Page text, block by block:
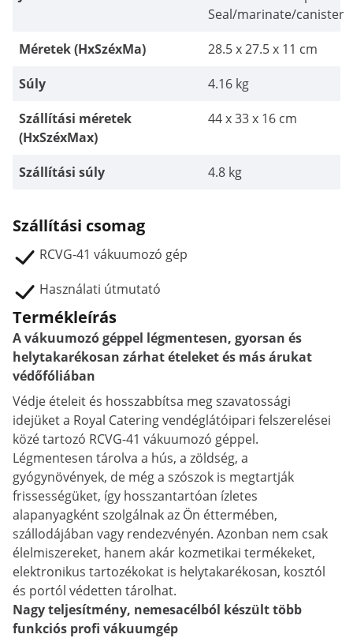
Seal/marinate/canister
Méretek (HxSzéxMa)
28.5 x 27.5 x 11 cm
Súly
4.16 kg
Szállítási méretek
(HxSzéxMax)
44 x 33 x 16 cm
Szállítási súly 4.8 kg
Szállítási csomag
RCVG-41 vákuumozó gép
Használati útmutató
Termékleírás
A vákuumozó géppel légmentesen, gyorsan és
helytakarékosan zárhat ételeket és más árukat
védőfóliában
Védje ételeit és hosszabbítsa meg szavatossági
idejüket a Royal Catering vendéglátóipari felszerelései
közé tartozó RCVG-41 vákuumozó géppel.
Légmentesen tárolva a hús, a zöldség, a
gyógynövények, de még a szószok is megtartják
frissességüket, így hosszantartóan ízletes
alapanyagként szolgálnak az Ön éttermében,
szállodájában vagy rendezvényén. Azonban nem csak
élelmiszereket, hanem akár kozmetikai termékeket,
elektronikus tartozékokat is helytakarékosan, kosztól
és portól védetten tárolhat.
Nagy teljesítmény, nemesacélból készült több
funkciós profi vákuumgép